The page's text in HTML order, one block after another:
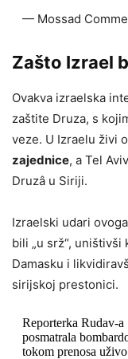
— Mossad
Zašto Izrael
Ovakva izraelska
zaštite Druza, s
veze. U Izraelu živi
zajednice, a Tel
Druzâ u Siriji.
Izraelski udari
bili „u srž“,
Damasku i
sirijskoj prestonici.
Reporterka Rudav-
posmatrala
tokom prenosa